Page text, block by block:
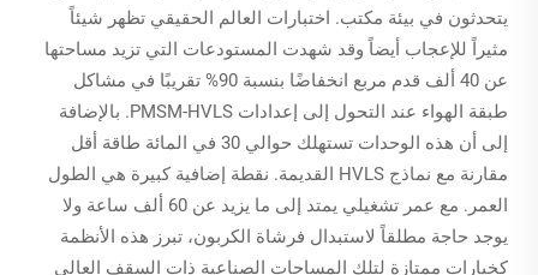
يتحدثون في بيئة مكتب. اختبارات العالم الحقيقي تظهر شيئاً
مثيراً للإعجاب أيضاً وقد شهدت المستودعات التي تزيد مساحتها
عن 40 ألف قدم مربع انخفاضًا بنسبة 90% تقريبًا في مشاكل
طبقة الهواء عند التحول إلى إعدادات PMSM-HVLS. بالإضافة
إلى أن هذه الوحدات تستهلك حوالي 30 في المائة طاقة أقل
مقارنة مع نماذج HVLS القديمة. نقطة إضافية كبيرة هي الطول
العمر. مع عمر تشغيلي يمتد إلى ما يزيد عن 60 ألف ساعة ولا
يوجد حاجة مطلقاً لاستبدال فرشاة الكربون، تبرز هذه الأنظمة
كخيارات ممتازة لتلك المساحات الصناعية ذات السقف العالي